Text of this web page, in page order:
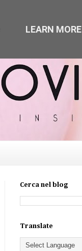
Cerca nel blog
Translate
LEARN MORE